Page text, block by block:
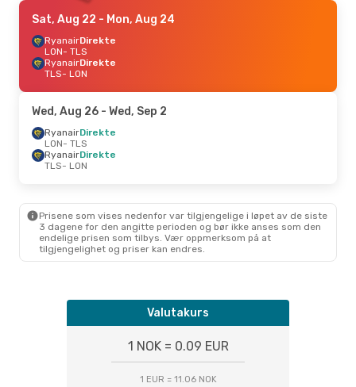
Sat, Aug 22 - Mon, Aug 24
RyanairDirekte
LON- TLS
RyanairDirekte
TLS- LON
Wed, Aug 26 - Wed, Sep 2
RyanairDirekte
LON- TLS
RyanairDirekte
TLS- LON
Prisene som vises nedenfor var tilgjengelige i løpet av de siste
3 dagene for den angitte perioden og bør ikke anses som den
endelige prisen som tilbys. Vær oppmerksom på at
tilgjengelighet og priser kan endres.
Valutakurs
1 NOK = 0.09 EUR
1 EUR = 11.06 NOK